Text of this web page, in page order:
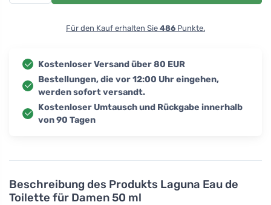
Beschreibung des Produkts Laguna Eau de
Toilette für Damen 50 ml
Für den Kauf erhalten Sie 486 Punkte.
Kostenloser Versand über 80 EUR
Bestellungen, die vor 12:00 Uhr eingehen,
werden sofort versandt.
Kostenloser Umtausch und Rückgabe innerhalb
von 90 Tagen